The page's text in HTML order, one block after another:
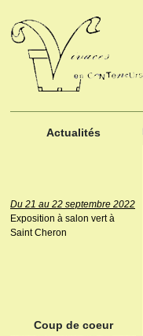
Actualités
Le 04 et 05 octobre 2022
Portes ouvertes de la
pépinière : Visite des
cultures, découverte des
nouveautés. Le rendez-vous
octobre 2022.
Du 21 au 22 septembre 2022
Exposition à salon vert à
Saint Cheron
Coup de coeur